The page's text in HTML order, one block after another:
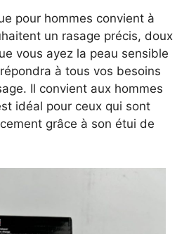
pour hommes convient à
un rasage précis, doux
vous ayez la peau sensible
à tous vos besoins
Il convient aux hommes
idéal pour ceux qui sont
grâce à son étui de